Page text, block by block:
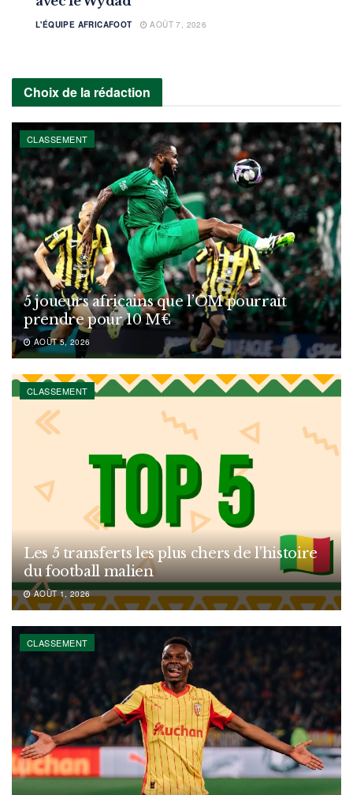
L'ÉQUIPE AFRICAFOOT AOÛT 7, 2026
Choix de la rédaction
CLASSEMENT
5 joueurs africains que l’OM pourrait
prendre pour 10 M€
AOÛT 5, 2026
CLASSEMENT
Les 5 transferts les plus chers de l’histoire
du football malien
AOÛT 1, 2026
CLASSEMENT